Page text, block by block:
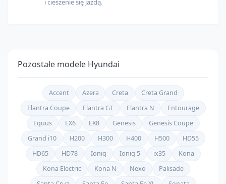
i cieszenie się jazdą.
Pozostałe modele Hyundai
Accent Azera Creta
Creta Grand
Elantra Coupe
Elantra GT Elantra N
Entourage
Equus
EX6 EX8 Genesis
Genesis Coupe
Grand i10
H200 H300 H400 H500
HD55
HD65
HD78 Ioniq Ioniq 5 ix35
Kona
Kona Electric
Kona N Nexo
Palisade